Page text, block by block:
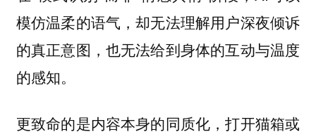
模仿温柔的语气，却无法理解用户深夜倾诉
的真正意图，也无法给到身体的互动与温度
的感知。
更致命的是内容本身的同质化，打开猫箱或